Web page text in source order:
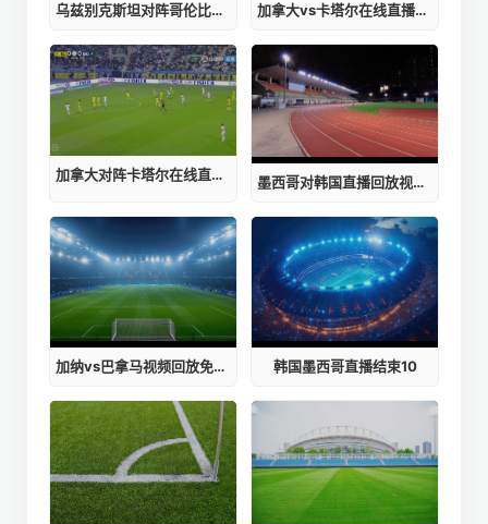
乌兹别克斯坦对阵哥伦比亚免费直播时间 加拿大vs卡塔尔在线直播免费观看
加拿大对阵卡塔尔在线直播视频 墨西哥对韩国直播回放视频在线观看
加纳vs巴拿马视频回放免费观看下载 韩国墨西哥直播结束10